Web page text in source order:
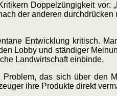
Doppelzüngigkeit
der anderen
Entwicklung kritisch.
Lobby und ständiger
Landwirtschaft einbinde.
das sich über den
ihre Produkte direkt